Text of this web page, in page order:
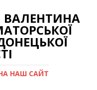
ВАЛЕНТИНА
НАШ САЙТ